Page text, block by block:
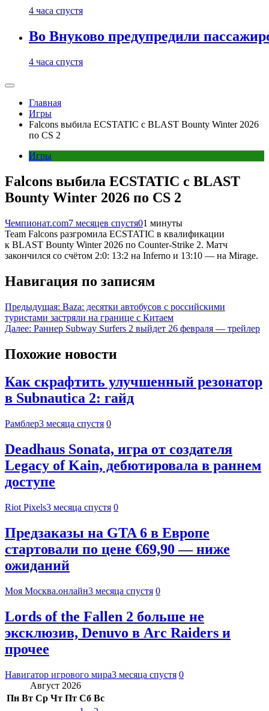
4 часа спустя
Во Внуково предупредили
4 часа спустя
Главная
Игры
Falcons выбила ECSTATIC с BLAST Bounty Winter 2026
по CS 2
Игры
Falcons выбила ECSTATIC с BLAST
Bounty Winter 2026 по CS 2
Чемпионат.com7 месяцев спустя01 минуты
Team Falcons разгромила ECSTATIC в квалификации
к BLAST Bounty Winter 2026 по Counter-Strike 2. Матч
закончился со счётом 2:0: 13:2 на Inferno и 13:10 — на Mirage.
Навигация по записям
Предыдущая: Baza: десятки автобусов с российскими
туристами застряли на границе с Китаем
Далее: Раннер Subway Surfers 2 выйдет 26 февраля — трейлер
Похожие новости
Как скрафтить улучшенный резонатор
в Subnautica 2: гайд
Рамблер3 месяца спустя 0
Deadhaus Sonata, игра от создателя
Legacy of Kain, дебютировала в раннем
доступе
Riot Pixels3 месяца спустя 0
Предзаказы на GTA 6 в Европе
стартовали по цене €69,90 — ниже
ожиданий
Моя Москва.онлайн3 месяца спустя 0
Lords of the Fallen 2 больше не
эксклюзив, Denuvo в Arc Raiders и
прочее
Навигатор игрового мира3 месяца спустя 0
Август 2026
Пн Вт Ср Чт Пт Сб Вс